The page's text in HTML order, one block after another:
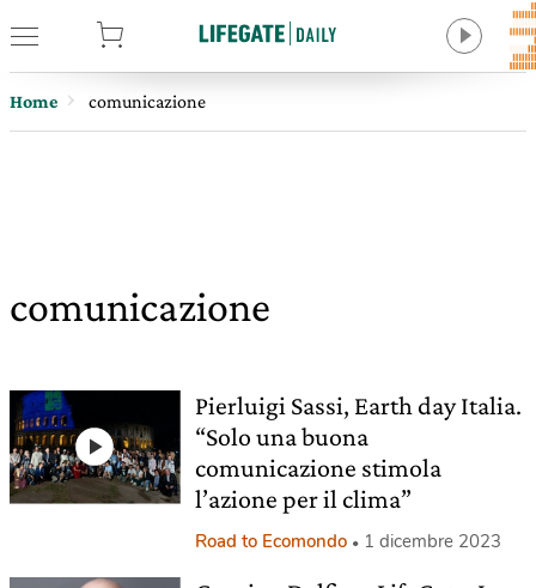
Home comunicazione
comunicazione
Pierluigi Sassi, Earth day Italia.
“Solo una buona
comunicazione stimola
l’azione per il clima”
Road to Ecomondo 1 dicembre 2023